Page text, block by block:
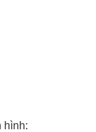
hình: